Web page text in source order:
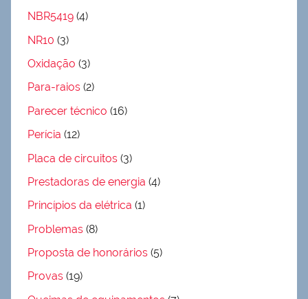
NBR5419 (4)
NR10 (3)
Oxidação (3)
Para-raios (2)
Parecer técnico (16)
Perícia (12)
Placa de circuitos (3)
Prestadoras de energia (4)
Princípios da elétrica (1)
Problemas (8)
Proposta de honorários (5)
Provas (19)